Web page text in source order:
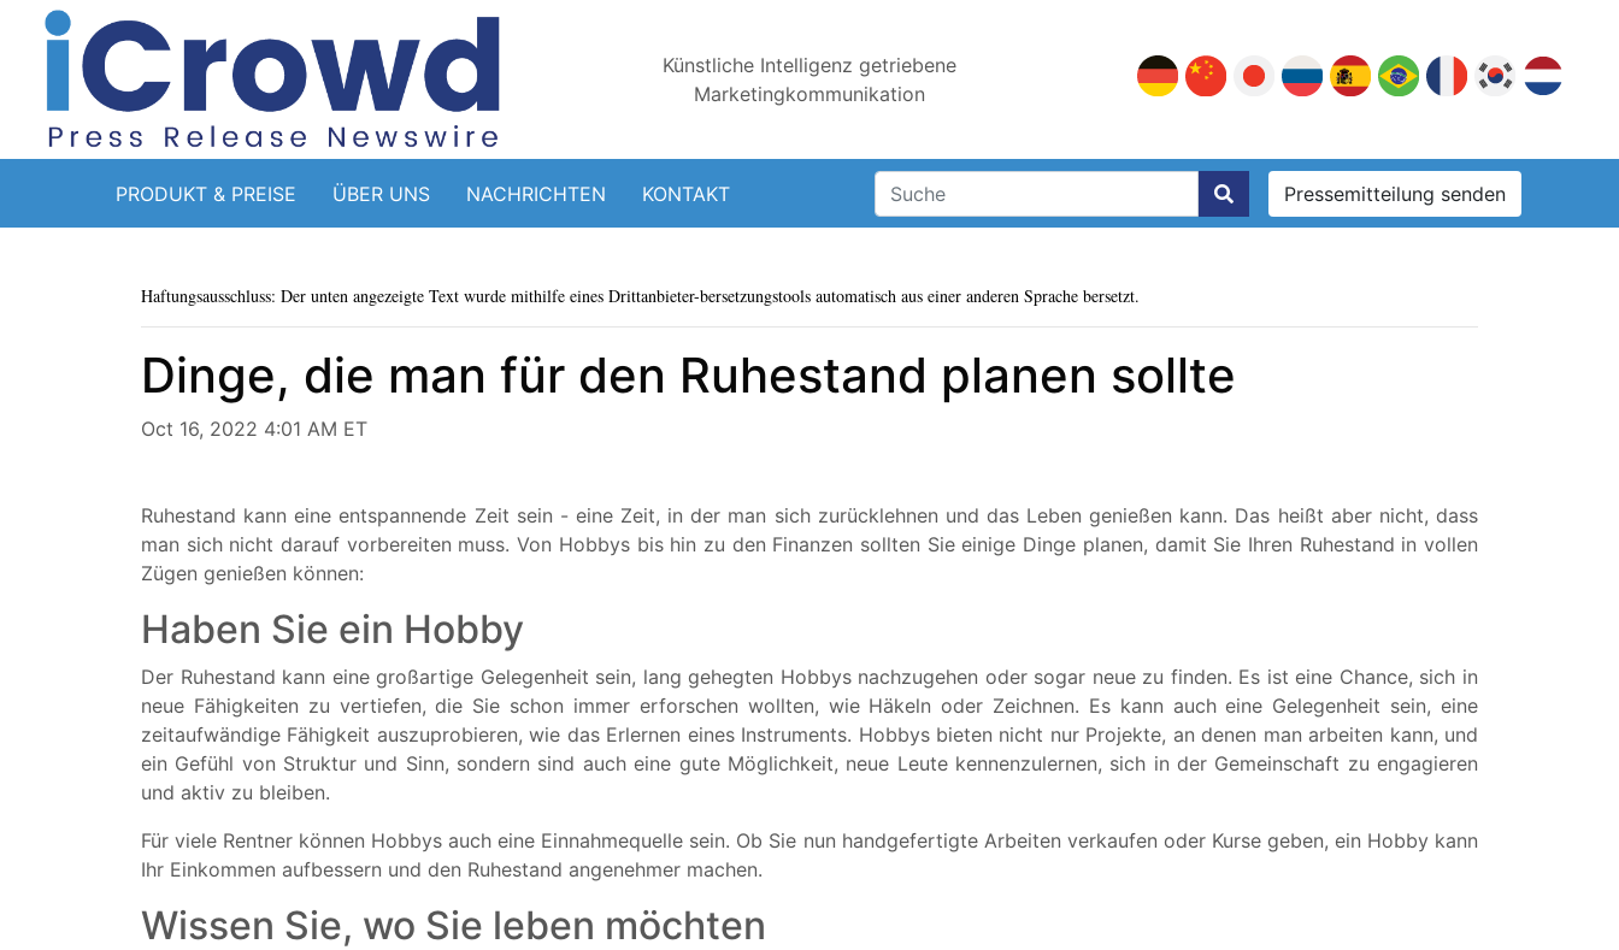
Künstliche Intelligenz getriebene
Marketingkommunikation
PRODUKT & PREISE ÜBER UNS NACHRICHTEN KONTAKT Pressemitteilung senden
Haftungsausschluss: Der unten angezeigte Text wurde mithilfe eines Drittanbieter-bersetzungstools automatisch aus einer anderen Sprache bersetzt.
Dinge, die man für den Ruhestand planen sollte
Oct 16, 2022 4:01 AM ET
Ruhestand kann eine entspannende Zeit sein - eine Zeit, in der man sich zurücklehnen und das Leben genießen kann. Das heißt aber nicht, dass
man sich nicht darauf vorbereiten muss. Von Hobbys bis hin zu den Finanzen sollten Sie einige Dinge planen, damit Sie Ihren Ruhestand in vollen
Zügen genießen können:
Haben Sie ein Hobby
Der Ruhestand kann eine großartige Gelegenheit sein, lang gehegten Hobbys nachzugehen oder sogar neue zu finden. Es ist eine Chance, sich in
neue Fähigkeiten zu vertiefen, die Sie schon immer erforschen wollten, wie Häkeln oder Zeichnen. Es kann auch eine Gelegenheit sein, eine
zeitaufwändige Fähigkeit auszuprobieren, wie das Erlernen eines Instruments. Hobbys bieten nicht nur Projekte, an denen man arbeiten kann, und
ein Gefühl von Struktur und Sinn, sondern sind auch eine gute Möglichkeit, neue Leute kennenzulernen, sich in der Gemeinschaft zu engagieren
und aktiv zu bleiben.
Für viele Rentner können Hobbys auch eine Einnahmequelle sein. Ob Sie nun handgefertigte Arbeiten verkaufen oder Kurse geben, ein Hobby kann
Ihr Einkommen aufbessern und den Ruhestand angenehmer machen.
Wissen Sie, wo Sie leben möchten